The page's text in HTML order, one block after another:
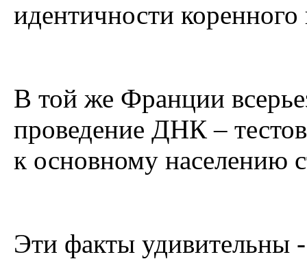
идентичности коренного
В той же Франции
проведение ДНК –
к основному населению
Эти факты удивительны